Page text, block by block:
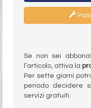
Se non sei
l’articolo, attiva la
Per sette giorni
periodo decidere
servizi gratuiti.